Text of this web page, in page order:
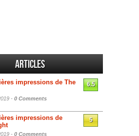
Articles
impressions de The
- 0 Comments
6.5
impressions de
- 0 Comments
5